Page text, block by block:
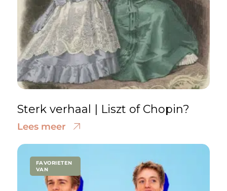
Sterk verhaal | Liszt of Chopin?
Lees meer
FAVORIETEN
VAN